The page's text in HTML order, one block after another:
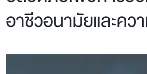
อาชีวอนามัยและค